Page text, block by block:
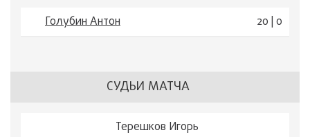
Голубин Антон 20 | 0
СУДЬИ МАТЧА
Терешков Игорь